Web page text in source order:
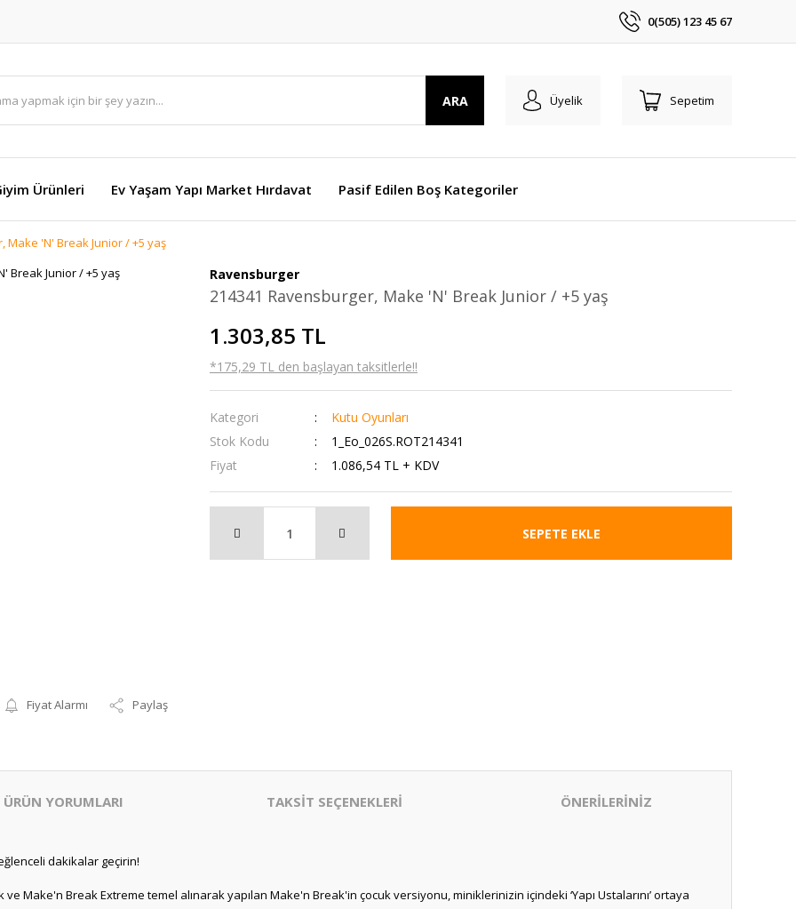
0(505) 123 45 67
ARA Üyelik Sepetim
Ürünleri Ev Yaşam Yapı Market Hırdavat Pasif Edilen Boş Kategoriler
Make 'N' Break Junior / +5 yaş
Fiyat Alarmı Paylaş
Ravensburger
214341 Ravensburger, Make 'N' Break Junior / +5 yaş
1.303,85 TL
*175,29 TL den başlayan taksitlerle!!
Kategori
Kutu Oyunları
Stok Kodu
1_Eo_026S.ROT214341
Fiyat
1.086,54 TL + KDV
SEPETE EKLE
ÜRÜN YORUMLARI TAKSİT SEÇENEKLERİ ÖNERİLERİNİZ
dakikalar geçirin!
Make'n Break Extreme temel alınarak yapılan Make'n Break'in çocuk versiyonu, miniklerinizin içindeki ‘Yapı Ustalarını’ ortaya